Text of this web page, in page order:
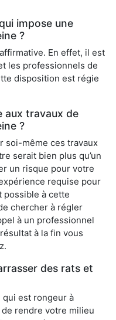
impose une
?
En effet, il est
les professionnels de
disposition est régie
aux travaux de
?
soi-même ces travaux
serait bien plus qu’un
un risque pour votre
requise pour
possible à cette
chercher à régler
à un professionnel
à la fin vous
des rats et
qui est rongeur à
rendre votre milieu